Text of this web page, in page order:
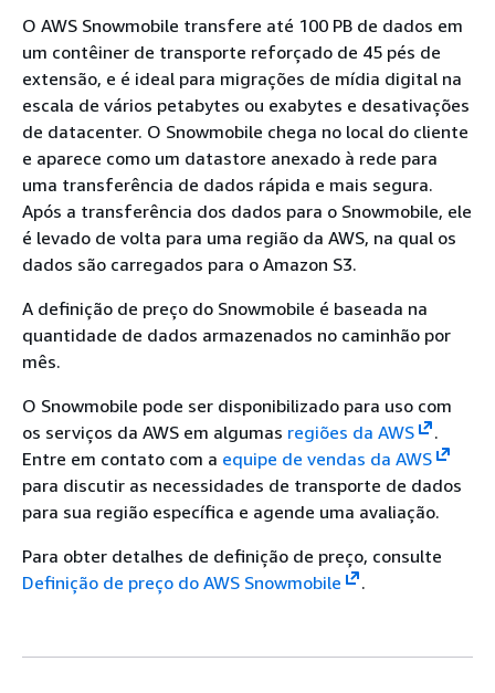
O AWS Snowmobile transfere até 100 PB de dados em
um contêiner de transporte reforçado de 45 pés de
extensão, e é ideal para migrações de mídia digital na
escala de vários petabytes ou exabytes e desativações
de datacenter. O Snowmobile chega no local do cliente
e aparece como um datastore anexado à rede para
uma transferência de dados rápida e mais segura.
Após a transferência dos dados para o Snowmobile, ele
é levado de volta para uma região da AWS, na qual os
dados são carregados para o Amazon S3.
A definição de preço do Snowmobile é baseada na
quantidade de dados armazenados no caminhão por
mês.
O Snowmobile pode ser disponibilizado para uso com
os serviços da AWS em algumas regiões da AWS
.
Entre em contato com a equipe de vendas da AWS
para discutir as necessidades de transporte de dados
para sua região específica e agende uma avaliação.
Para obter detalhes de definição de preço, consulte
Definição de preço do AWS Snowmobile
.